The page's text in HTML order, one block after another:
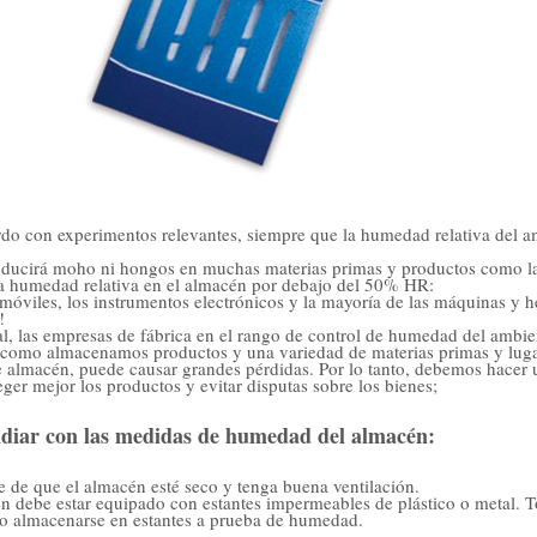
con experimentos relevantes, siempre que la humedad relativa del
moho ni hongos en muchas materias primas y productos como
humedad relativa en el almacén por debajo del 50% HR:
los instrumentos electrónicos y la mayoría de las máquinas y
las empresas de fábrica en el rango de control de humedad del
almacenamos productos y una variedad de materias primas y
almacén, puede causar grandes pérdidas. Por lo tanto, debemos
mejor los productos y evitar disputas sobre los bienes;
con las medidas de humedad del almacén:
de que el almacén esté seco y tenga buena ventilación.
debe estar equipado con estantes impermeables de plástico o metal.
almacenarse en estantes a prueba de humedad.